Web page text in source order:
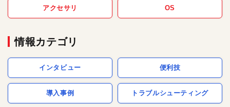
アクセサリ OS
情報カテゴリ
インタビュー 便利技
導入事例 トラブルシューティング